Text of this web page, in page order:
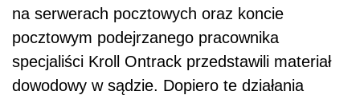
na serwerach pocztowych oraz koncie
pocztowym podejrzanego pracownika
specjaliści Kroll Ontrack przedstawili materiał
dowodowy w sądzie. Dopiero te działania